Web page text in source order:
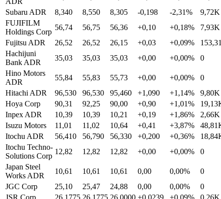
Subaru ADR
8,340 8,550 8,305 -0,198 -2,31%
9,72K
FUJIFILM
Holdings Corp
56,74 56,75 56,36 +0,10 +0,18%
7,93K
Fujitsu ADR
26,52 26,52 26,15 +0,03 +0,09%
Hachijuni
Bank ADR
35,03 35,03 35,03 +0,00 +0,00%
0
Hino Motors
ADR
55,84 55,83 55,73 +0,00 +0,00%
0
Hitachi ADR
96,530 96,530 95,460 +1,090 +1,14%
9,80K
Hoya Corp
90,31 92,25 90,00 +0,90 +1,01%
Inpex ADR
10,39 10,39 10,21 +0,19 +1,86%
2,66K
Isuzu Motors
11,01 11,02 10,64 +0,41 +3,87%
Itochu ADR
56,410 56,790 56,330 +0,200 +0,36%
Itochu Techno-
Solutions Corp
12,82 12,82 12,82 +0,00 +0,00%
0
Japan Steel
Works ADR
10,61 10,61 10,61 0,00 0,00%
0
JGC Corp
25,10 25,47 24,88 0,00 0,00%
0